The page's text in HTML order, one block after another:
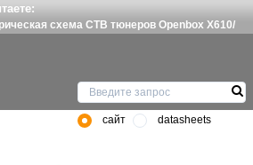
схема СТВ тюнеров Openbox X610/
сайт datasheets